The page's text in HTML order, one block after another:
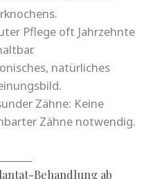
Pflege oft Jahrzehnte
natürliches
Zähne: Keine
Zähne notwendig.
Behandlung ab